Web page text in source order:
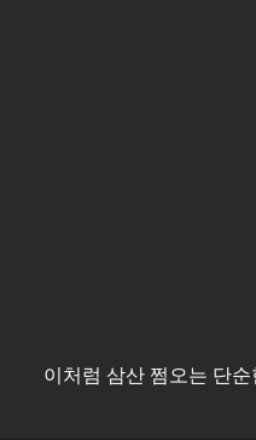
이처럼 삼산 쩜오는 단순